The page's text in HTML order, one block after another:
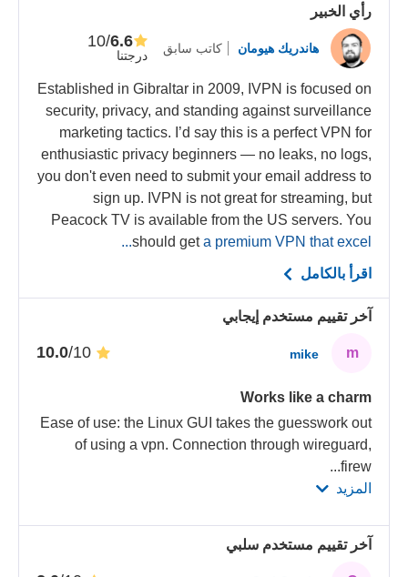
رأي الخبير
هاندريك هيومان كاتب سابق درجتنا
6.6
/10
Established in Gibraltar in 2009, IVPN is focused on
security, privacy, and standing against surveillance
marketing tactics. I’d say this is a perfect VPN for
enthusiastic privacy beginners — no leaks, no logs,
you don't even need to submit your email address to
sign up. IVPN is not great for streaming, but
Peacock TV is available from the US servers. You
should geta premium VPN that excel...
اقرأ بالكامل
آخر تقييم مستخدم إيجابي
m
mike
/10
Works like a charm
Ease of use: the Linux GUI takes the guesswork out
of using a vpn. Connection through wireguard,
firew
...
المزيد
آخر تقييم مستخدم سلبي